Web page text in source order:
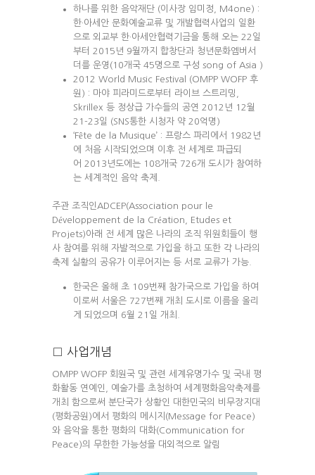
하나를 위한 음악재단 (이사장 임미정, M4one) :
한·아세안 문화예술교류 및 개발협력사업의 일환
으로 외교부 한·아세안협력기금을 통해 오는 22일
부터 2015년 9월까지 합창단과 청년문화엠버서
더를 운영(10개국 45명으로 구성 song of Asia )
2012 World Music Festival (OMPP WOFP 후
원) : 마야 피라미드로부터 라이브 스트리밍,
Skrillex 등 정상급 가수들의 공연 2012년 12월
21-23일 (SNS통한 시청자 약 20억명)
‘Fête de la Musique’ : 프랑스 파리에서 1982년
에 처음 시작되었으며 이후 전 세계로 파급되
어 2013년도에는 108개국 726개 도시가 참여하
는 세계적인 음악 축제.
주관 조직인ADCEP(Association pour le
Développement de la Création, Etudes et
Projets)아래 전 세계 많은 나라의 조직 위원회들이 행
사 참여를 위해 자발적으로 가입을 하고 또한 각 나라의
축제 실황의 공유가 이루어지는 등 서로 교류가 가능.
한국은 올해 초 109번째 참가국으로 가입을 하여
이로써 서울은 727번째 개최 도시로 이름을 올리
게 되었으며 6월 21일 개최.
□ 사업개념
OMPP WOFP 회원국 및 관련 세계유명가수 및 국내 평
화활동 연예인, 예술가를 초청하여 세계평화음악축제를
개최 함으로써 분단국가 상황인 대한민국의 비무장지대
(평화공원)에서 평화의 메시지(Message for Peace)
와 음악을 통한 평화의 대화(Communication for
Peace)의 무한한 가능성을 대외적으로 알림